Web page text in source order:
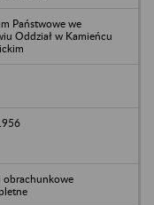
Państwowe we
Oddział w Kamieńcu
obrachunkowe